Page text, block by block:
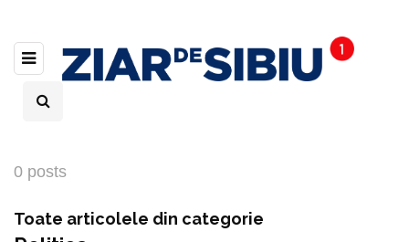
0 posts
Toate articolele din categorie